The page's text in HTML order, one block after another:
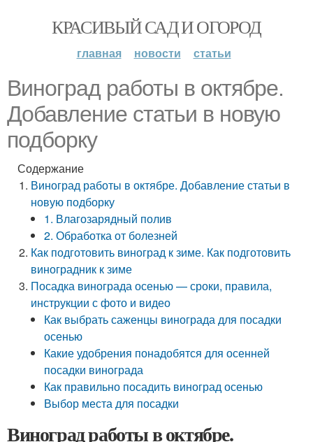
КРАСИВЫЙ САД И ОГОРОД
главная новости статьи
Виноград работы в октябре.
Добавление статьи в новую
подборку
Содержание
Виноград работы в октябре. Добавление статьи в
новую подборку
1. Влагозарядный полив
2. Обработка от болезней
Как подготовить виноград к зиме. Как подготовить
виноградник к зиме
Посадка винограда осенью — сроки, правила,
инструкции с фото и видео
Как выбрать саженцы винограда для посадки
осенью
Какие удобрения понадобятся для осенней
посадки винограда
Как правильно посадить виноград осенью
Выбор места для посадки
Виноград работы в октябре.